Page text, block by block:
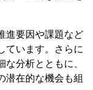
進要因や課題など
ています。さらに
な分析とともに、
潜在的な機会も組